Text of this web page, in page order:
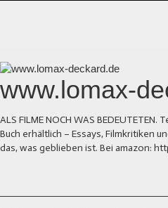
www.lomax-
ALS FILME NOCH WAS
Buch erhältlich – Essays, Filmkritiken
das, was geblieben ist. Bei amazon: